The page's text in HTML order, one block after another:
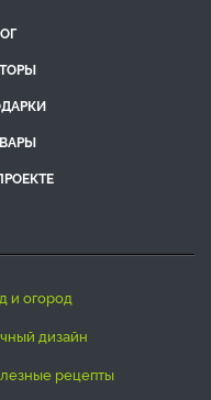
и огород
дизайн
рецепты